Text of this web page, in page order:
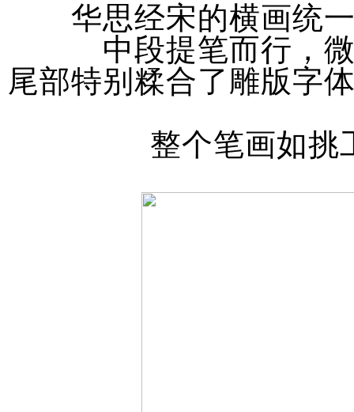
华思经宋的横画统
中段提笔而行，
尾部特别糅合了雕版字
整个笔画如挑